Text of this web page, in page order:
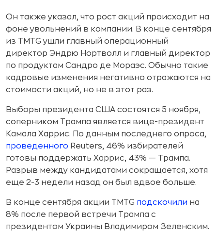
Он также указал, что рост акций происходит на
фоне увольнений в компании. В конце сентября
из TMTG ушли главный операционный
директор Эндрю Нортволл и главный директор
по продуктам Сандро де Мораэс. Обычно такие
кадровые изменения негативно отражаются на
стоимости акций, но не в этот раз.
Выборы президента США состоятся 5 ноября,
соперником Трампа является вице-президент
Камала Харрис. По данным последнего опроса,
проведенного Reuters, 46% избирателей
готовы поддержать Харрис, 43% — Трампа.
Разрыв между кандидатами сокращается, хотя
еще 2-3 недели назад он был вдвое больше.
В конце сентября акции TMTG подскочили на
8% после первой встречи Трампа с
президентом Украины Владимиром Зеленским.